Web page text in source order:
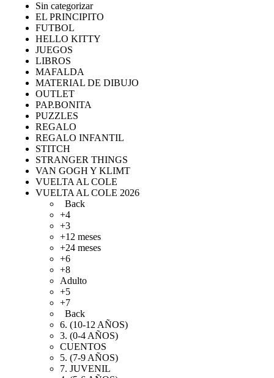
Sin categorizar
EL PRINCIPITO
FUTBOL
HELLO KITTY
JUEGOS
LIBROS
MAFALDA
MATERIAL DE DIBUJO
OUTLET
PAP.BONITA
PUZZLES
REGALO
REGALO INFANTIL
STITCH
STRANGER THINGS
VAN GOGH Y KLIMT
VUELTA AL COLE
VUELTA AL COLE 2026
Back
+4
+3
+12 meses
+24 meses
+6
+8
Adulto
+5
+7
Back
6. (10-12 AÑOS)
3. (0-4 AÑOS)
CUENTOS
5. (7-9 AÑOS)
7. JUVENIL